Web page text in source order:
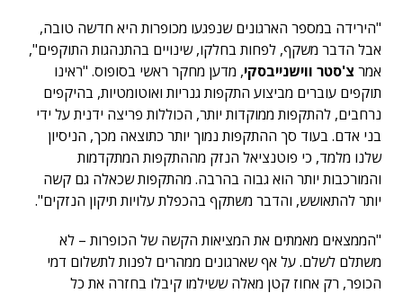
"הירידה במספר הארגונים שנפגעו מכופרות היא חדשה טובה,
אבל הדבר משקף, לפחות בחלקו, שינויים בהתנהגות התוקפים",
אמר צ'סטר ווישנייבסקי, מדען מחקר ראשי בסופוס. "ראינו
תוקפים עוברים מביצוע התקפות גנריות ואוטומטיות, בהיקפים
נרחבים, להתקפות ממוקדות יותר, הכוללות פריצה ידנית על ידי
בני אדם. בעוד סך ההתקפות נמוך יותר כתוצאה מכך, הניסיון
שלנו מלמד, כי פוטנציאל הנזק מההתקפות המתקדמות
והמורכבות יותר הוא גבוה בהרבה. מהתקפות שכאלה גם קשה
יותר להתאושש, והדבר משתקף בהכפלת עלויות תיקון הנזקים".
"הממצאים מאמתים את המציאות הקשה של הכופרות – לא
משתלם לשלם. על אף שארגונים ממהרים לפנות לתשלום דמי
הכופר, רק אחוז קטן מאלה ששילמו קיבלו בחזרה את כל